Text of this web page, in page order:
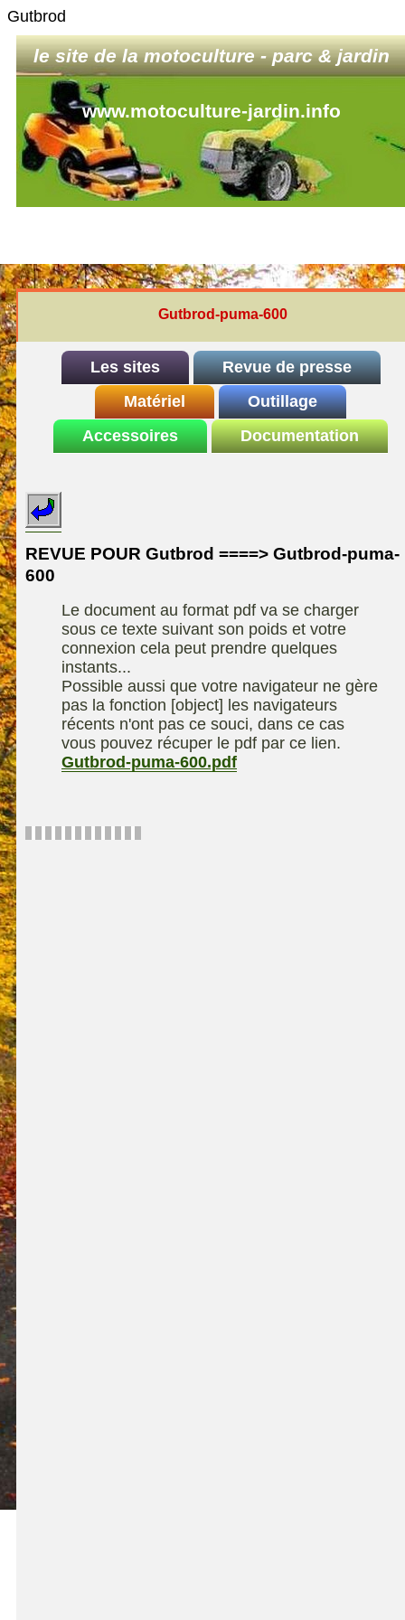
Gutbrod
le site de la motoculture - parc & jardin
www.motoculture-jardin.info
Gutbrod-puma-600
Les sites
INDEX
Le site de la
motoculture
contact
Revue de presse
REDEXIM-et-Eliet
ELIET
Motobineuse ou
Technique de
compostage
Matériel
autoportee
SARP
Robomow
chevalet
Remorque
Outillage
Affuteuse
Accessoires
Documentation
REVUE POUR Gutbrod ====> Gutbrod-puma-
600
Le document au format pdf va se charger
sous ce texte suivant son poids et votre
connexion cela peut prendre quelques
instants...
Possible aussi que votre navigateur ne gère
pas la fonction [object] les navigateurs
récents n'ont pas ce souci, dans ce cas
vous pouvez récuper le pdf par ce lien.
Gutbrod-puma-600.pdf